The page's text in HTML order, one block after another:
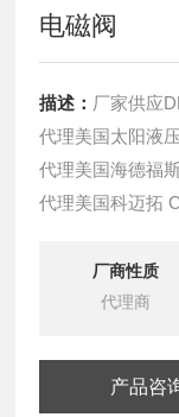
电磁阀
描述： 厂家供应
代理美国太阳液
代理美国海德福
代理美国科迈拓
提供油路系统设
液压油缸，经销
厂商性质
代理商
产品咨